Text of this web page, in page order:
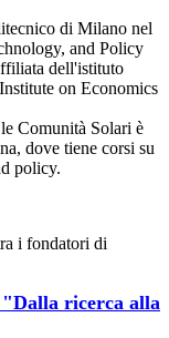
di Milano nel
and Policy
dell'istituto
on Economics
Comunità Solari è
dove tiene corsi su
policy.
i fondatori di
ricerca alla